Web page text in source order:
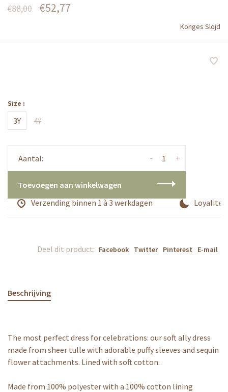
€88,00 €52,77
Konges Slojd
Size :
3Y 4Y
Aantal: +
-
Toevoegen aan winkelwagen
Verzending binnen 1 à 3 werkdagen
Deel dit product: Facebook Twitter Pinterest E-mail
Beschrijving
The most perfect dress for celebrations: our soft ally dress
made from sheer tulle with adorable puffy sleeves and sequin
flower attachments. Lined with soft cotton.
Made from 100% polyester with a 100% cotton lining